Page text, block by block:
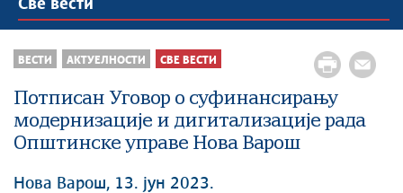
Све вести
ВЕСТИ АКТУЕЛНОСТИ СВЕ ВЕСТИ
Потписан Уговор о суфинансирању
модернизације и дигитализације рада
Општинске управе Нова Варош
Нова Варош, 13. јун 2023.